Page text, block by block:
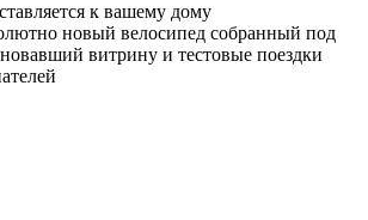
к вашему дому
новый велосипед собранный под
витрину и тестовые поездки